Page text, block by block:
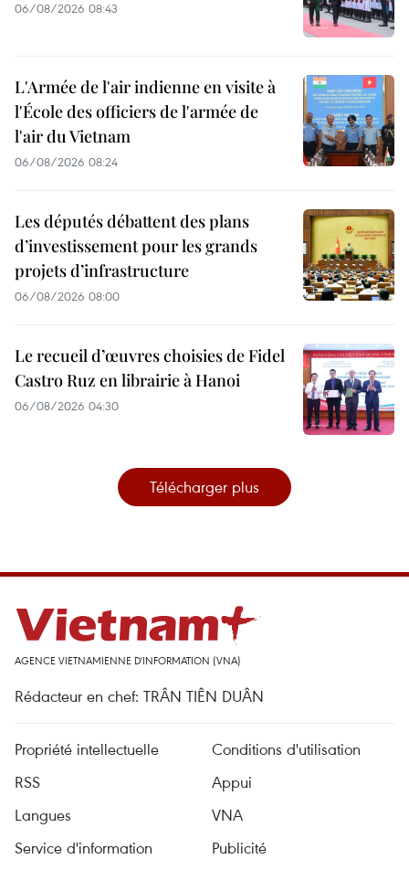
06/08/2026 08:43
L'Armée de l'air indienne en visite à
l'École des officiers de l'armée de
l'air du Vietnam
06/08/2026 08:24
Les députés débattent des plans
d’investissement pour les grands
projets d’infrastructure
06/08/2026 08:00
Le recueil d’œuvres choisies de Fidel
Castro Ruz en librairie à Hanoi
06/08/2026 04:30
Télécharger plus
AGENCE VIETNAMIENNE D'INFORMATION (VNA)
Rédacteur en chef: TRÂN TIÊN DUÂN
Propriété intellectuelle
Conditions d'utilisation
RSS
Appui
Langues
VNA
Service d'information
Publicité